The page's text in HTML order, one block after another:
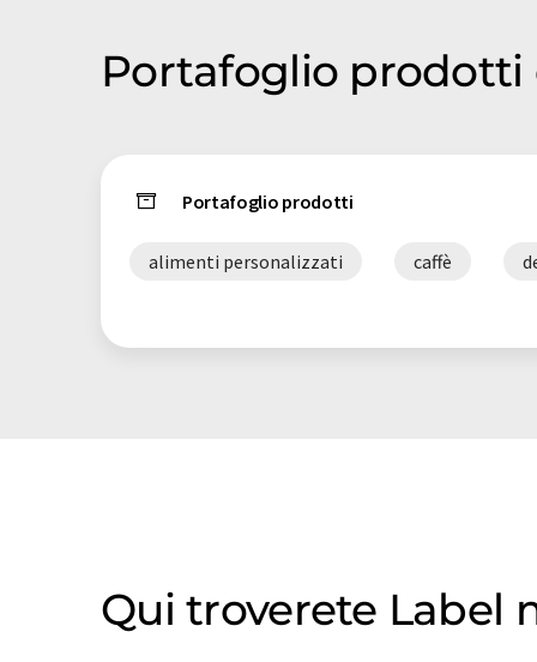
Portafoglio prodotti
Portafoglio prodotti
alimenti personalizzati caffè
Qui troverete Label